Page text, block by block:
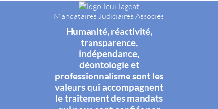
Mandataires Judiciaires Associés
Humanité, réactivité,
transparence,
indépendance,
déontologie et
professionnalisme sont les
valeurs qui accompagnent
le traitement des mandats